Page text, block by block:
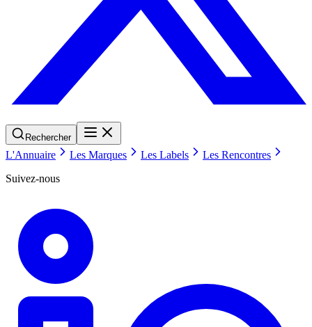
Rechercher
L'Annuaire Les Marques Les Labels
Les Rencontres
Suivez-nous